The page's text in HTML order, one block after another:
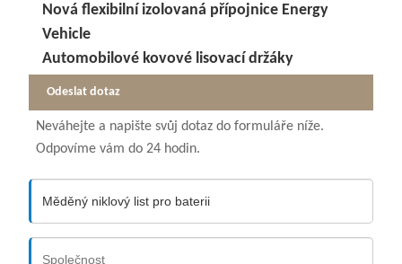
Nová flexibilní izolovaná přípojnice Energy
Vehicle
Automobilové kovové lisovací držáky
Odeslat dotaz
Neváhejte a napište svůj dotaz do formuláře níže.
Odpovíme vám do 24 hodin.